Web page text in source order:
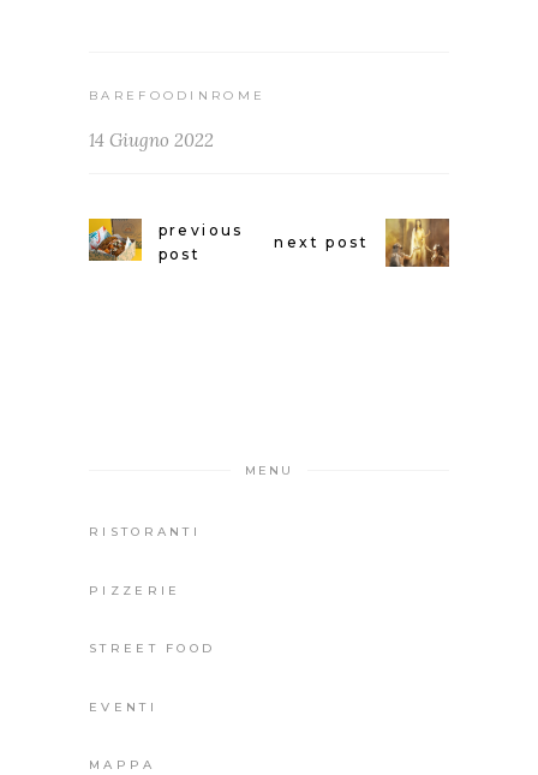
BAREFOODINROME
14 Giugno 2022
previous
post
next post
MENU
RISTORANTI
PIZZERIE
STREET FOOD
EVENTI
MAPPA